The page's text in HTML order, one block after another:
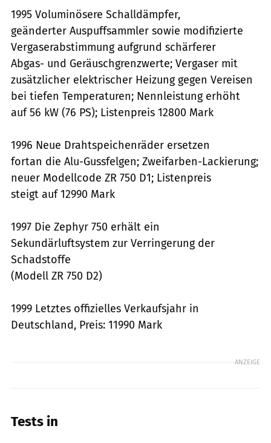
1995 Voluminösere Schalldämpfer,
geänderter Auspuffsammler sowie modifizierte
Vergaserabstimmung aufgrund schärferer
Abgas- und Geräuschgrenzwerte; Vergaser mit
zusätzlicher elektrischer Heizung gegen Vereisen
bei tiefen Temperaturen; Nennleistung erhöht
auf 56 kW (76 PS); Listenpreis 12800 Mark
1996 Neue Drahtspeichenräder ersetzen
fortan die Alu-Gussfelgen; Zweifarben-Lackierung;
neuer Modellcode ZR 750 D1; Listenpreis
steigt auf 12990 Mark
1997 Die Zephyr 750 erhält ein
Sekundärluftsystem zur Verringerung der
Schadstoffe
(Modell ZR 750 D2)
1999 Letztes offizielles Verkaufsjahr in
Deutschland, Preis: 11990 Mark
ANZEIGE
Tests in